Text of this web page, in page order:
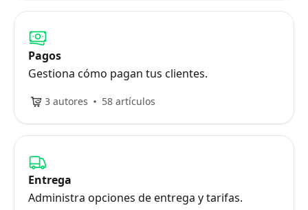
Pagos
Gestiona cómo pagan tus clientes.
3 autores 58 artículos
Entrega
Administra opciones de entrega y tarifas.